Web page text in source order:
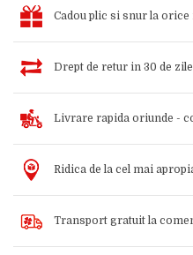
Cadou plic si snur la
Drept de retur in 30 de zile
Livrare rapida oriunde -
Ridica de la cel mai
Transport gratuit la